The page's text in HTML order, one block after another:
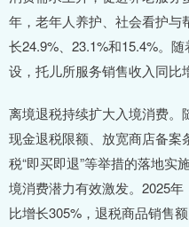
年，老年人养护、社会看护
长24.9%、23.1%和15.4%。
设，托儿所服务销售收入同比
离境退税持续扩大入境消费。
现金退税限额、放宽商店备案
税“即买即退”等举措的落地实
境消费潜力有效激发。2025
比增长305%，退税商品销售